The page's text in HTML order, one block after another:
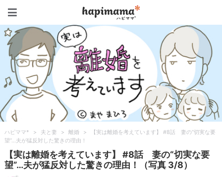
ハピママ* > 夫と妻 > 離婚 >
【実は離婚を考えています】 #8話 妻の“切実な要
望”…夫が猛反対した驚きの理由！
【実は離婚を考えています】 #8話 妻の“切実な要
望”…夫が猛反対した驚きの理由！（写真 3/8）